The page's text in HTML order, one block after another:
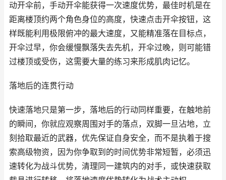
动开伞前，手动开伞能获得一次速度优势，最佳时机是在
距离楼顶约两个角色身位的高度，快速点击开伞按钮，这
样既能利用极限俯冲的最大速度，又能精准落在目标点，
开伞过早，你会缓慢飘落失去先机，开伞过晚，则可能错
过楼顶或受伤，这需要大量的练习来形成肌肉记忆。
落地后的连贯行动
快速落地只是第一步，落地后的行动同样重要，在触地前
的瞬间，你就应观察周围对手的落点，双脚一旦沾地，立
刻拾取最近的武器，优先保证自身安全，而不是执着于搜
索高级物资，因为你争取到的时间优势非常短暂，必须迅
速转化为战斗优势，清理同一建筑内的对手，或快速获取